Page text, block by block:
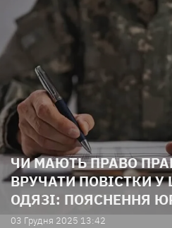
ЧИ МАЮТЬ ПРАВО
ВРУЧАТИ ПОВІСТКИ
ОДЯЗІ: ПОЯСНЕННЯ
03 Грудня 2025 13:42